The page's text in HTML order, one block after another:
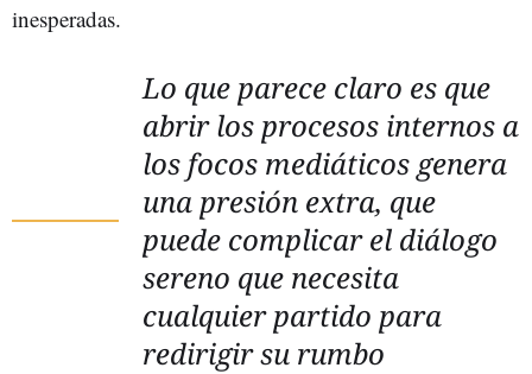
inesperadas.
Lo que parece claro es que
abrir los procesos internos a
los focos mediáticos genera
una presión extra, que
puede complicar el diálogo
sereno que necesita
cualquier partido para
redirigir su rumbo